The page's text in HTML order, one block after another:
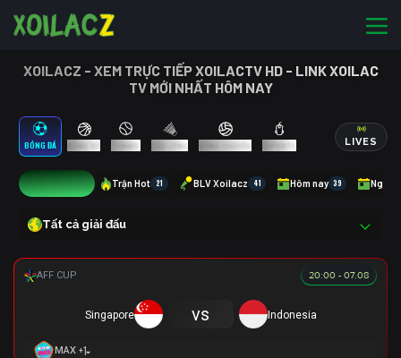
XOILACZ - XEM TRỰC TIẾP XOILACTV HD - LINK XOILAC
TV MỚI NHẤT HÔM NAY
BÓNG ĐÁ BÓNG RỔ TENNIS CẦU LÔNG BÓNG CHUYỀN ESPORTS LIVES
12 Trận Hot 21 BLV Xoilacz 41 Hôm nay 39 Ngày
Tất cả giải đấu
20:00 - 07.08
Singapore vs Indonesia
MAX +1